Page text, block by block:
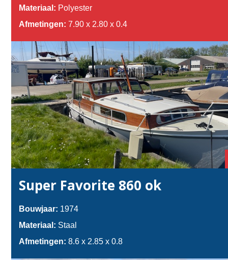
Materiaal: Polyester
Afmetingen: 7.90 x 2.80 x 0.4
Super Favorite 860 ok
Bouwjaar: 1974
Materiaal: Staal
Afmetingen: 8.6 x 2.85 x 0.8